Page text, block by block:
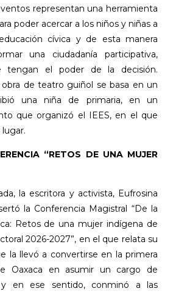
representan una herramienta
poder acercar a los niños y niñas a
cívica y de esta manera
una ciudadanía participativa,
tengan el poder de la decisión.
de teatro guiñol se basa en un
una niña de primaria, en un
que organizó el IEES, en el que
“RETOS DE UNA MUJER
la escritora y activista, Eufrosina
la Conferencia Magistral “De la
Retos de una mujer indígena de
2026-2027”, en el que relata su
la llevó a convertirse en la primera
Oaxaca en asumir un cargo de
y en ese sentido, conminó a las